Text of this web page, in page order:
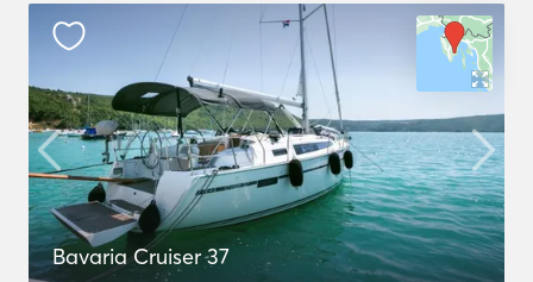
Bavaria Cruiser 37